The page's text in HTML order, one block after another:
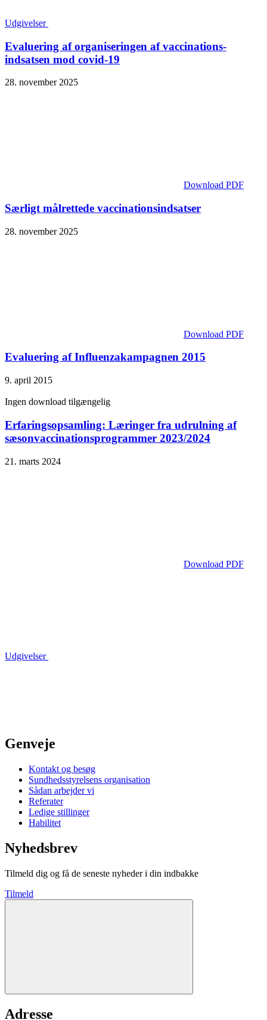
Udgivelser
Evaluering af organiseringen af vaccinations­
indsatsen mod covid-19
28. november 2025
Download PDF
Særligt målrettede vaccinationsindsatser
28. november 2025
Download PDF
Evaluering af Influenzakampagnen 2015
9. april 2015
Ingen download tilgængelig
Erfaringsopsamling: Læringer fra udrulning af
sæsonvaccinationsprogrammer 2023/2024
21. marts 2024
Download PDF
Udgivelser
Genveje
Kontakt og besøg
Sundhedsstyrelsens organisation
Sådan arbejder vi
Referater
Ledige stillinger
Habilitet
Nyhedsbrev
Tilmeld dig og få de seneste nyheder i din indbakke
Tilmeld
Adresse